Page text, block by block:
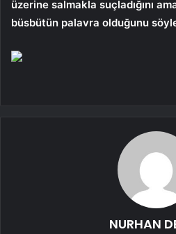
üzerine salmakla suçladığını
büsbütün palavra olduğunu
NURHAN